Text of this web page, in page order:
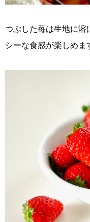
つぶした苺は生地に溶
シーな食感が楽しめま